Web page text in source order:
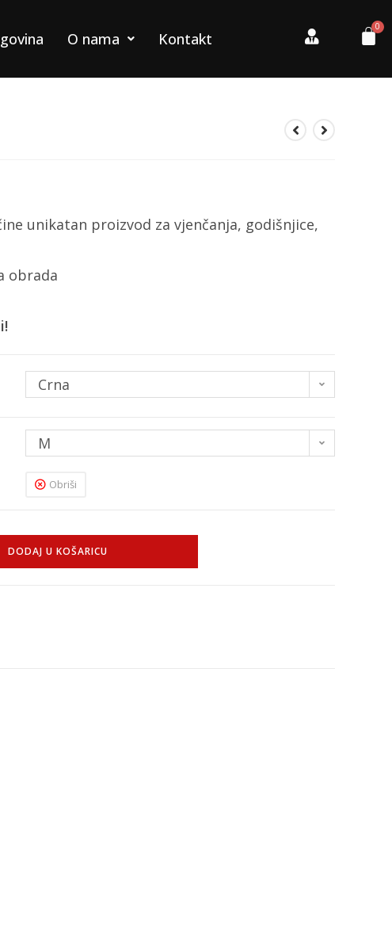
O nama Kontakt
unikatan proizvod za vjenčanja, godišnjice,
obrada
Crna
M
Obriši
DODAJ U KOŠARICU